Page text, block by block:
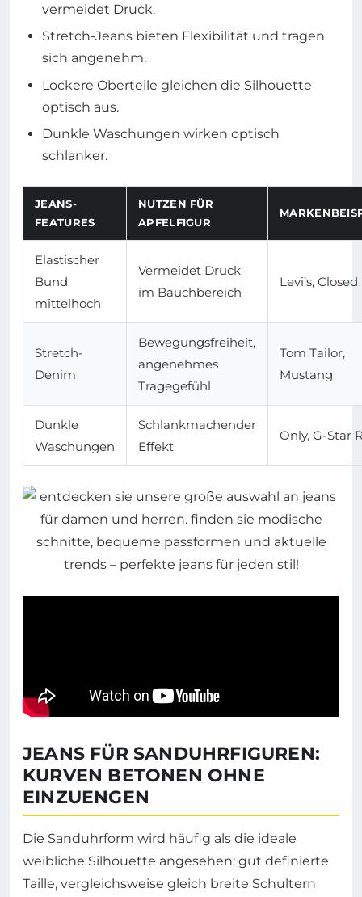
vermeidet Druck.
Stretch-Jeans bieten Flexibilität und tragen
sich angenehm.
Lockere Oberteile gleichen die Silhouette
optisch aus.
Dunkle Waschungen wirken optisch
schlanker.
JEANS-
FEATURES
NUTZEN FÜR
APFELFIGUR
Elastischer
Bund
mittelhoch
Vermeidet Druck
im Bauchbereich
Levi’s, Closed
Stretch-
Denim
Bewegungsfreiheit,
angenehmes
Tragegefühl
Tom Tailor,
Mustang
Dunkle
Waschungen
Schlankmachender
Effekt
Only, G-Star
JEANS FÜR SANDUHRFIGUREN:
KURVEN BETONEN OHNE
EINZUENGEN
Die Sanduhrform wird häufig als die ideale
weibliche Silhouette angesehen: gut definierte
Taille, vergleichsweise gleich breite Schultern